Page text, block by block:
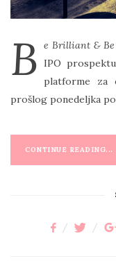
B e Brilliant & Be
IPO
platforme za
prošlog ponedeljka
CONTINUE READING...